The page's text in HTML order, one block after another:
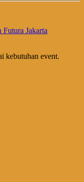
Jakarta
kebutuhan event.